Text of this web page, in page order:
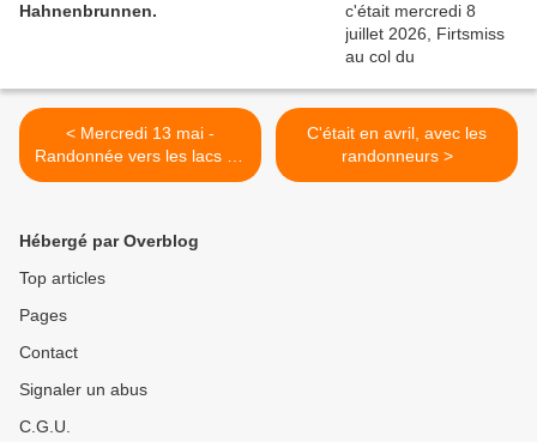
Hahnenbrunnen.
< Mercredi 13 mai -
Randonnée vers les lacs du
Schiessrothried et
C'était en avril, avec les
randonneurs >
Hébergé par Overblog
Top articles
Pages
Contact
Signaler un abus
C.G.U.